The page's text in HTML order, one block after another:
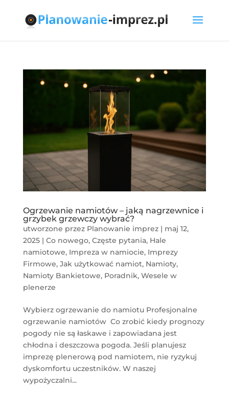
Ogrzewanie namiotów – jaką nagrzewnice i
grzybek grzewczy wybrać?
utworzone przez Planowanie imprez| maj 12,
2025| Co nowego, Częste pytania, Hale
namiotowe, Impreza w namiocie, Imprezy
Firmowe, Jak użytkować namiot, Namioty,
Namioty Bankietowe, Poradnik, Wesele w
plenerze
Wybierz ogrzewanie do namiotu Profesjonalne
ogrzewanie namiotów Co zrobić kiedy prognozy
pogody nie są łaskawe i zapowiadana jest
chłodna i deszczowa pogoda. Jeśli planujesz
imprezę plenerową pod namiotem, nie ryzykuj
dyskomfortu uczestników. W naszej
wypożyczalni...